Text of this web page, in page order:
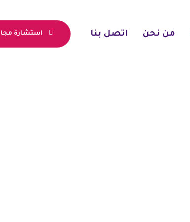
من نحن اتصل بنا استشارة